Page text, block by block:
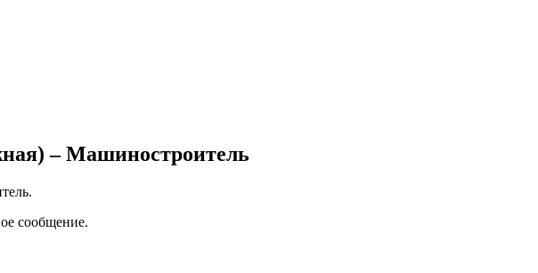
– Машиностроитель
сообщение.